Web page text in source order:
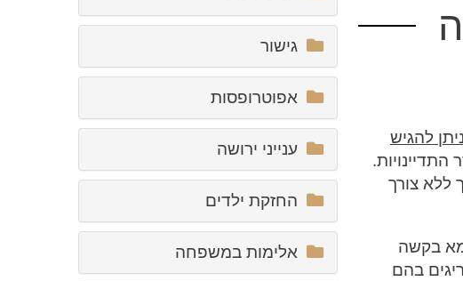
עיכוב הליכים, ובמשך תקופה של 60 יום לא ניתן להגיש
ללא צורך
בקשה
בהם
גישור
אפוטרופסות
ענייני ירושה
החזקת ילדים
אלימות במשפחה